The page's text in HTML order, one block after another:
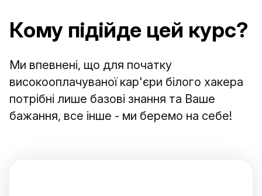
Кому підійде цей курс?
Ми впевнені, що для початку
високооплачуваної кар'єри білого хакера
потрібні лише базові знання та Ваше
бажання, все інше - ми беремо на себе!